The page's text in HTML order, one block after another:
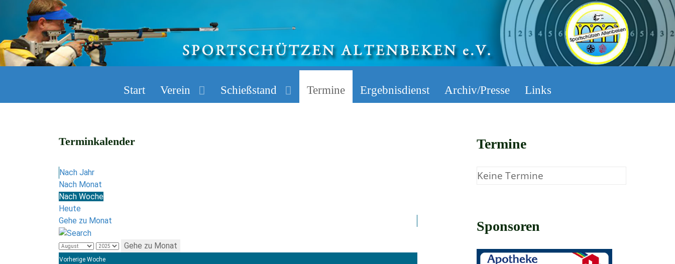
Start Verein Schießstand Termine Ergebnisdienst Archiv/Presse Links
Terminkalender
Nach Jahr
Nach Monat
Nach Woche
Heute
Gehe zu Monat
Gehe zu Monat
Vorherige Woche
Termine
Keine Termine
Sponsoren